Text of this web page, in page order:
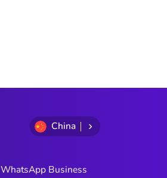
China
WhatsApp Business